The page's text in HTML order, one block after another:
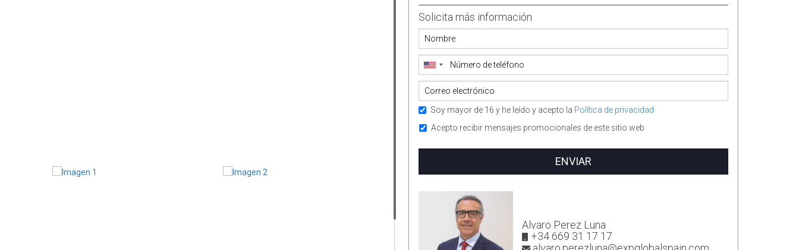
Solicita más información
Soy mayor de 16 y he leído y acepto la Política de privacidad
Acepto recibir mensajes promocionales de este sitio web
ENVIAR
Alvaro Perez Luna
+34 669 31 17 17